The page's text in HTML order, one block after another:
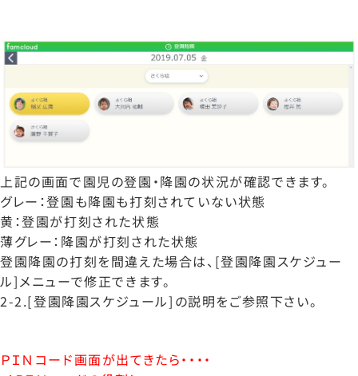
上記の画面で園児の登園・降園の状況が確認できます。
グレー：登園も降園も打刻されていない状態
黄：登園が打刻された状態
薄グレー：降園が打刻された状態
登園降園の打刻を間違えた場合は、[登園降園スケジュー
ル]メニューで修正できます。
2-2.[登園降園スケジュール]の説明をご参照下さい。
ＰＩＮコード画面が出てきたら・・・・